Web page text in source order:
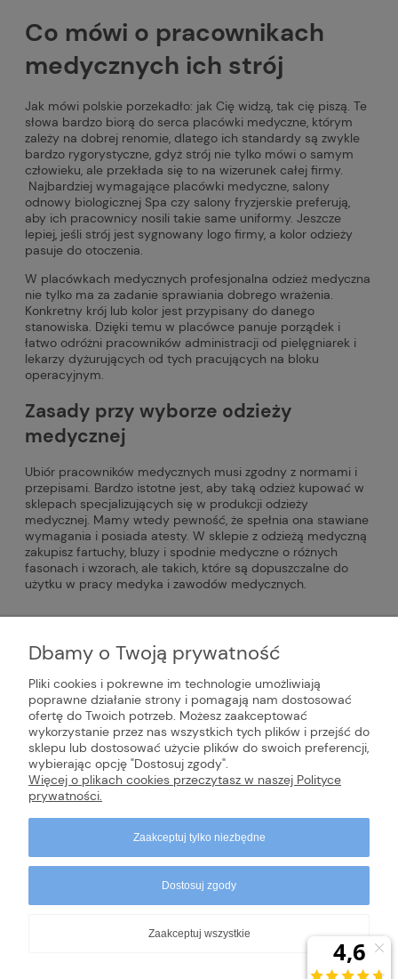
Co mówi o pracownikach
medycznych ich strój
Jak mówi polskie porzekadło: jak Cię widzą, tak cię piszą. Te
słowa bardzo biorą do serca placówki medyczne, którym
zależy na dobrej renomie, dlatego ich standardy są zwykle
bardzo rygorystyczne, gdyż strój nie tylko mówi o samym
człowieku, ale przekłada się to na wizerunek całej firmy.
Najbardziej wymagające placówki medyczne, salony
odnowy biologicznej Spa czy salony fryzjerskie preferują,
aby ich pracownicy nosili takie same uniformy. Jeszcze
lepiej, jeśli strój jest sygnowany logo firmy, a kolor odzieży
pasuje do otoczenia.
W placówkach medycznych profesjonalna odzież medyczna
nie tylko ma za zadanie sprawiania dobrego wrażenia.
Konkretny krój lub kolor jest przypisany do danego
stanowiska. Dzięki temu w placówce panuje porządek i
łatwo odróżni pracowników administracji od pielęgniarek i
lekarzy dyżurujących od tych pracujących na bloku
operacyjnym.
Zasady przy wyborze odzieży
medycznej
Ubiór pracowników medycznych musi zgodny z normami i
przepisami. Bardzo istotne jest, aby taką odzież kupować w
sklepach specjalizujących się w produkcji odzieży
medycznej. Mamy wtedy pewność, że spełnia ona stawiane
wymagania i posiada atesty. W sklepie z odzieżą medyczną
zakupisz fartuchy, bluzy i spodnie medyczne o różnych
fasonach i wzorach, ale takich, które są dopuszczalne do
użytku w pracy medyka i zawodów medycznych.
#bluza medyczna
INFORMACJE
POMOC
Dbamy o Twoją prywatność
Pliki cookies i pokrewne im technologie umożliwiają
poprawne działanie strony i pomagają nam dostosować
ofertę do Twoich potrzeb. Możesz zaakceptować
wykorzystanie przez nas wszystkich tych plików i przejść do
sklepu lub dostosować użycie plików do swoich preferencji,
wybierając opcję "Dostosuj zgody".
Więcej o plikach cookies przeczytasz w naszej Polityce
prywatności.
Zaakceptuj tylko niezbędne
Dostosuj zgody
Zaakceptuj wszystkie